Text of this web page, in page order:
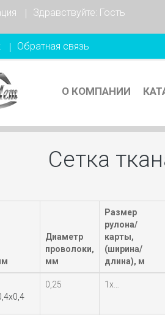
Здравствуйте: Гость
Обратная связь
О КОМПАНИИ
Сетка
Диаметр
проволоки,
мм
Размер
рулона/
карты,
(ширина/
длина), м
0,25 1х…